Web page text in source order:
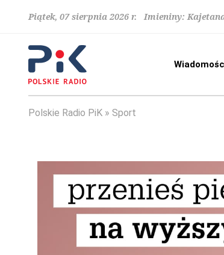
Piątek, 07 sierpnia 2026 r. Imieniny:
Polskie Radio PiK Sport